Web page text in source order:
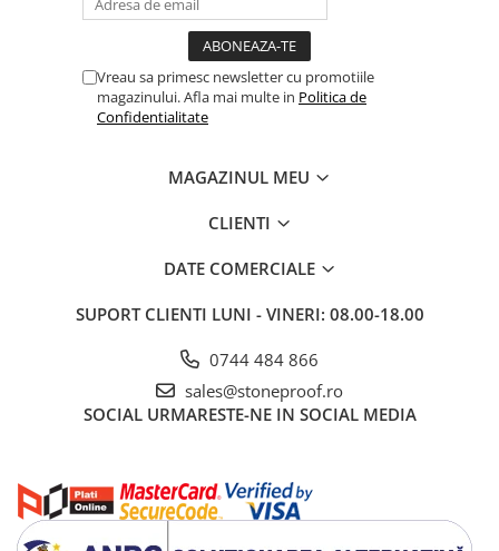
Vreau sa primesc newsletter cu promotiile
magazinului. Afla mai multe in Politica de
Confidentialitate
MAGAZINUL MEU
CLIENTI
DATE COMERCIALE
SUPORT CLIENTI LUNI - VINERI: 08.00-18.00
0744 484 866
sales@stoneproof.ro
SOCIAL URMARESTE-NE IN SOCIAL MEDIA